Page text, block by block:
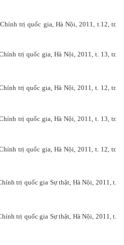
trị quốc gia, Hà Nội, 2011, t.12, tr.
trị quốc gia, Hà Nội, 2011, t. 13, tr.
trị quốc gia, Hà Nội, 2011, t. 12, tr.
trị quốc gia, Hà Nội, 2011, t. 13, tr.
trị quốc gia, Hà Nội, 2011, t. 12, tr.
trị quốc gia Sự thật, Hà Nội, 2011, t.
trị quốc gia Sự thật, Hà Nội, 2011, t.